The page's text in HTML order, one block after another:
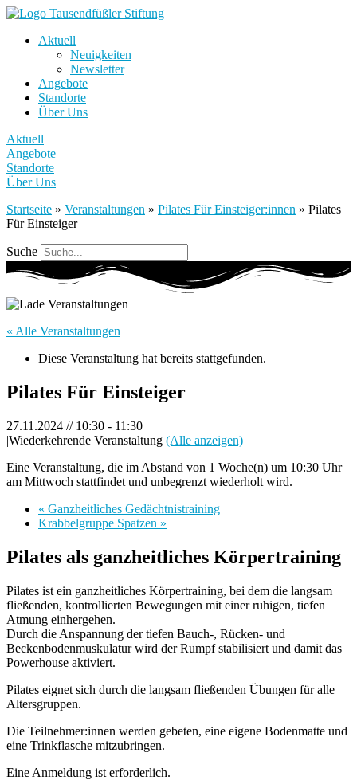
Aktuell
Neuigkeiten
Newsletter
Angebote
Standorte
Über Uns
Aktuell
Angebote
Standorte
Über Uns
Startseite » Veranstaltungen » Pilates Für Einsteiger:innen » Pilates
Für Einsteiger
Suche
« Alle Veranstaltungen
Diese Veranstaltung hat bereits stattgefunden.
Pilates Für Einsteiger
27.11.2024 // 10:30 - 11:30
|Wiederkehrende Veranstaltung (Alle anzeigen)
Eine Veranstaltung, die im Abstand von 1 Woche(n) um 10:30 Uhr
am Mittwoch stattfindet und unbegrenzt wiederholt wird.
« Ganzheitliches Gedächtnistraining
Krabbelgruppe Spatzen »
Pilates als ganzheitliches Körpertraining
Pilates ist ein ganzheitliches Körpertraining, bei dem die langsam
fließenden, kontrollierten Bewegungen mit einer ruhigen, tiefen
Atmung einhergehen.
Durch die Anspannung der tiefen Bauch-, Rücken- und
Beckenbodenmuskulatur wird der Rumpf stabilisiert und damit das
Powerhouse aktiviert.
Pilates eignet sich durch die langsam fließenden Übungen für alle
Altersgruppen.
Die Teilnehmer:innen werden gebeten, eine eigene Bodenmatte und
eine Trinkflasche mitzubringen.
Eine Anmeldung ist erforderlich.